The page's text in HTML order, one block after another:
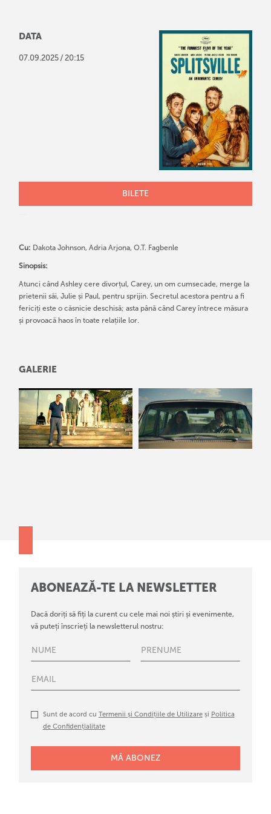
DATA
07.09.2025 / 20:15
BILETE
Cu: Dakota Johnson, Adria Arjona, O.T. Fagbenle
Sinopsis:
Atunci când Ashley cere divorțul, Carey, un om cumsecade, merge la
prietenii săi, Julie și Paul, pentru sprijin. Secretul acestora pentru a fi
fericiți este o căsnicie deschisă; asta până când Carey întrece măsura
și provoacă haos în toate relațiile lor.
GALERIE
ABONEAZĂ-TE LA NEWSLETTER
Dacă doriți să fiți la curent cu cele mai noi știri și evenimente,
vă puteți înscrieți la newsletterul nostru:
Sunt de acord cu Termenii și Condițiile de Utilizareși Politica
de Confidențialitate